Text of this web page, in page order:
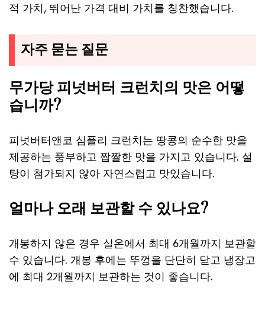
적 가치, 뛰어난 가격 대비 가치를 칭찬했습니다.
자주 묻는 질문
무가당 피넛버터 크런치의 맛은 어떻
습니까?
피넛버터앤코 심플리 크런치는 땅콩의 순수한 맛을
제공하는 풍부하고 짭짤한 맛을 가지고 있습니다. 설
탕이 첨가되지 않아 자연스럽고 맛있습니다.
얼마나 오래 보관할 수 있나요?
개봉하지 않은 경우 실온에서 최대 6개월까지 보관할
수 있습니다. 개봉 후에는 뚜껑을 단단히 닫고 냉장고
에 최대 2개월까지 보관하는 것이 좋습니다.